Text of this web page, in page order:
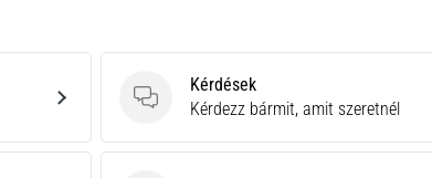
Kérdések
Kérdések
Kérdezz bármit, amit szeretnél